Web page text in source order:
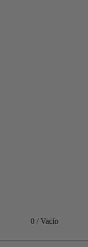
0 /Vacío